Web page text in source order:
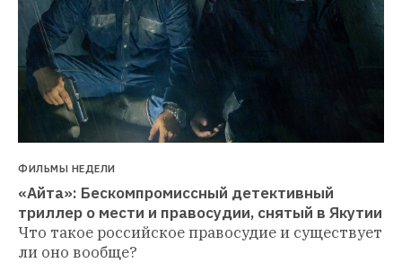
ФИЛЬМЫ НЕДЕЛИ
«Айта»: Бескомпромиссный детективный
триллер о мести и правосудии, снятый в Якутии
Что такое российское правосудие и существует
ли оно вообще?